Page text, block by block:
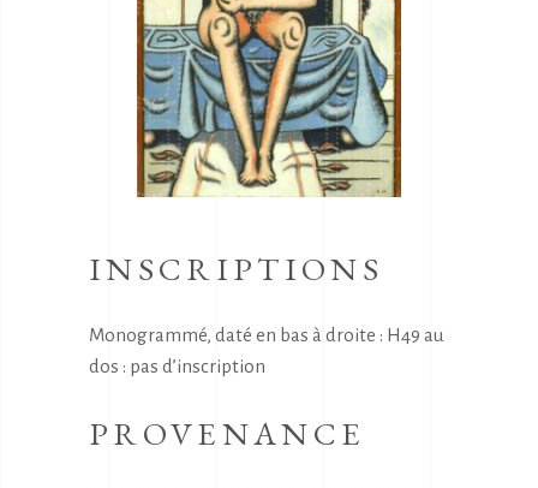
INSCRIPTIONS
Monogrammé, daté en bas à droite : H49 au
dos : pas d’inscription
PROVENANCE